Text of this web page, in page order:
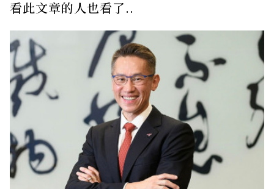
看此文章的人也看了..